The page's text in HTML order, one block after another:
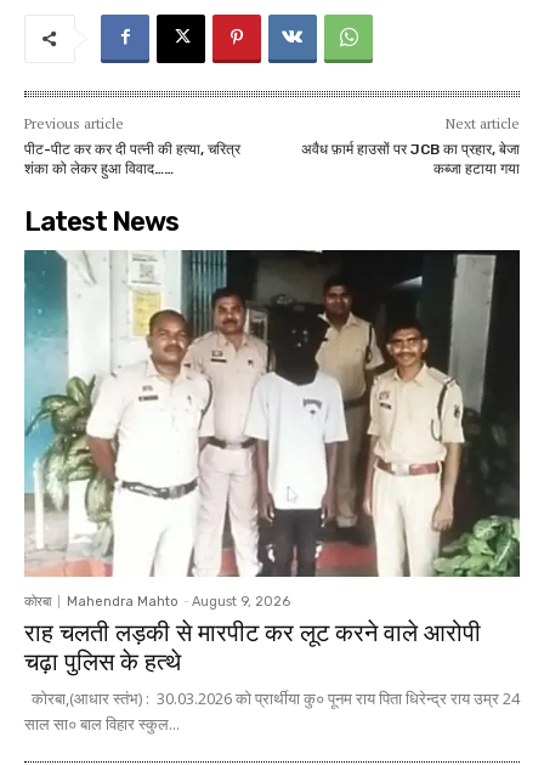
Previous article
पीट-पीट कर कर दी पत्नी की हत्या, चरित्र
शंका को लेकर हुआ विवाद……
Next article
अवैध फ़ार्म हाउसों पर JCB का प्रहार, बेजा
कब्जा हटाया गया
Latest News
कोरबा Mahendra Mahto - August 9, 2026
राह चलती लड़की से मारपीट कर लूट करने वाले आरोपी
चढ़ा पुलिस के हत्थे
कोरबा,(आधार स्तंभ) : 30.03.2026 को प्रार्थीया कु० पूनम राय पिता धिरेन्द्र राय उम्र 24
साल सा० बाल विहार स्कुल...